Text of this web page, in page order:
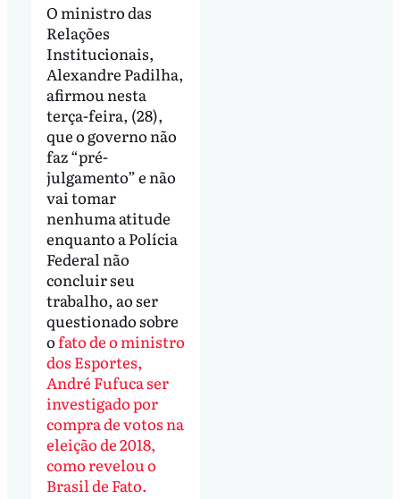
O ministro das
Relações
Institucionais,
Alexandre Padilha,
afirmou nesta
terça-feira, (28),
que o governo não
faz “pré-
julgamento” e não
vai tomar
nenhuma atitude
enquanto a Polícia
Federal não
concluir seu
trabalho, ao ser
questionado sobre
ofato de o ministro
dos Esportes,
André Fufuca ser
investigado por
compra de votos na
eleição de 2018,
como revelou o
Brasil de Fato.